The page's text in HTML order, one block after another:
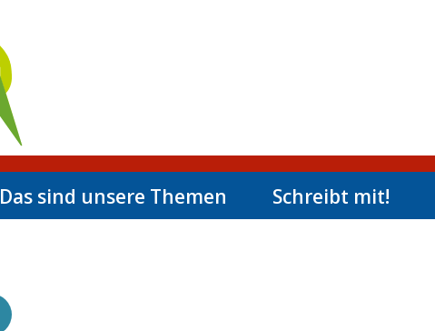
Das sind unsere Themen Schreibt mit!